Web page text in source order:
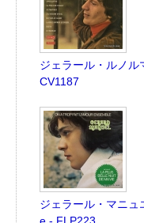
ジェラール・ルノ
CV1187
ジェラール・マニ
e - FLP223